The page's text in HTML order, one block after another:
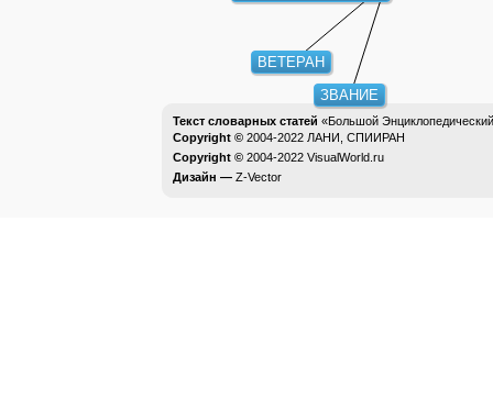
ВЕТЕРАН
ЗВАНИЕ
Текст словарных статей «Большой
Copyright © 2004-2022 ЛАНИ, СПИИРАН
Copyright © 2004-2022 VisualWorld.ru
Дизайн — Z-Vector